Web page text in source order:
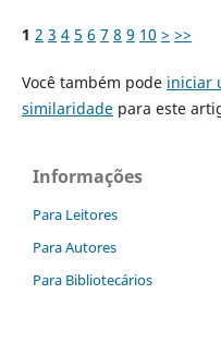
1 2 3 4 5 6 7 8 9 10 > >>
Você também pode iniciar
similaridadepara este
Informações
Para Leitores
Para Autores
Para Bibliotecários